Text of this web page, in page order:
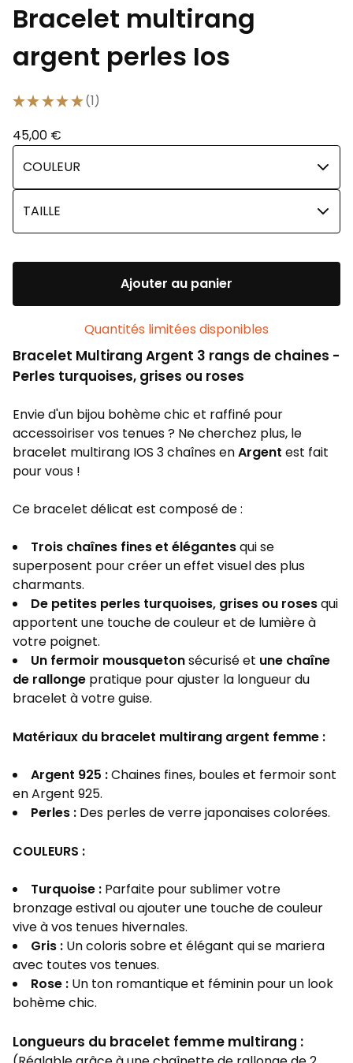
Bracelet multirang
argent perles Ios
★★ ★★ ★ 1
1
45,00 €
Ajouter au panier
Quantités limitées disponibles
Bracelet Multirang Argent 3 rangs de chaines -
Perles turquoises, grises ou roses
Envie d'un bijou bohème chic et raffiné pour
accessoiriser vos tenues ? Ne cherchez plus, le
bracelet multirang IOS 3 chaînes enArgent est fait
pour vous !
Ce bracelet délicat est composé de :
Trois chaînes fines et élégantesqui se
superposent pour créer un effet visuel des plus
charmants.
De petites perles turquoises, grises ou rosesqui
apportent une touche de couleur et de lumière à
votre poignet.
Un fermoir mousquetonsécurisé et une chaîne
de rallonge pratique pour ajuster la longueur du
bracelet à votre guise.
Matériaux du bracelet multirang argent femme :
Argent 925 :Chaines fines, boules et fermoir sont
en Argent 925.
Perles : Des perles de verre japonaises colorées.
COULEURS :
Turquoise : Parfaite pour sublimer votre
bronzage estival ou ajouter une touche de couleur
vive à vos tenues hivernales.
Gris : Un coloris sobre et élégant qui se mariera
avec toutes vos tenues.
Rose : Un ton romantique et féminin pour un look
bohème chic.
Longueurs du bracelet femme multirang :